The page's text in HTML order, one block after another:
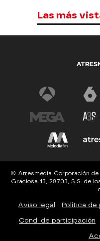
Las más
© Atresmedia Corporación
Graciosa 13, 28703, S.S. de
Aviso legal Política de
Cond. de participación